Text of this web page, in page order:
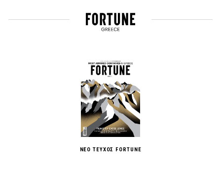
ΝΕΟ ΤΕΥΧΟΣ FORTUNE